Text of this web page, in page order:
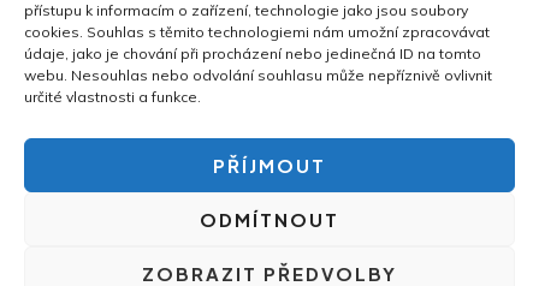
přístupu k informacím o zařízení, technologie jako jsou soubory
cookies. Souhlas s těmito technologiemi nám umožní zpracovávat
údaje, jako je chování při procházení nebo jedinečná ID na tomto
webu. Nesouhlas nebo odvolání souhlasu může nepříznivě ovlivnit
určité vlastnosti a funkce.
PŘÍJMOUT
ODMÍTNOUT
ZOBRAZIT PŘEDVOLBY
investice, která se vám vyplatí
DOMLUVIT NEZÁVAZNOU KONZULTACI
Zásady ochrany osobních údajů